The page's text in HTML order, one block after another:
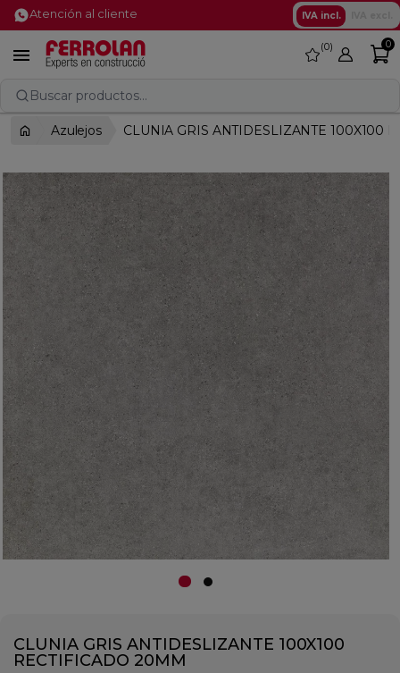
Atención al cliente IVA incl.
 favorite
0 0
Buscar productos...
Azulejos CLUNIA GRIS ANTIDESLIZANTE 100X100
CLUNIA GRIS ANTIDESLIZANTE 100X100
RECTIFICADO 20MM